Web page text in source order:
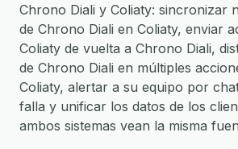
Chrono Diali y Coliaty: sincronizar
de Chrono Diali en Coliaty, enviar
Coliaty de vuelta a Chrono Diali,
de Chrono Diali en múltiples
Coliaty, alertar a su equipo por
falla y unificar los datos de los
ambos sistemas vean la misma